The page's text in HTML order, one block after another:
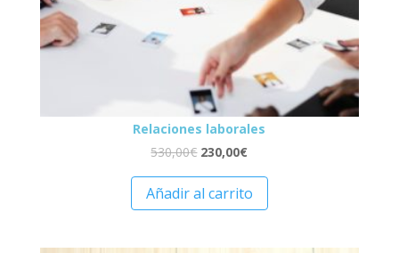
Relaciones laborales
530,00€ 230,00€
Añadir al carrito